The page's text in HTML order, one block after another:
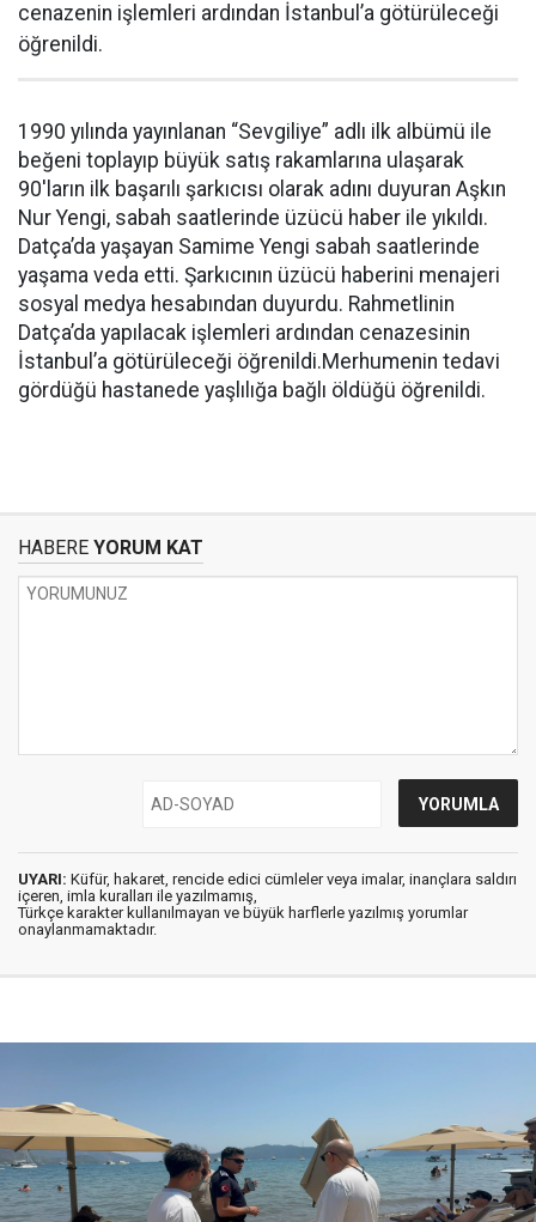
cenazenin işlemleri ardından İstanbul’a götürüleceği
öğrenildi.
1990 yılında yayınlanan “Sevgiliye” adlı ilk albümü ile
beğeni toplayıp büyük satış rakamlarına ulaşarak
90'ların ilk başarılı şarkıcısı olarak adını duyuran Aşkın
Nur Yengi, sabah saatlerinde üzücü haber ile yıkıldı.
Datça’da yaşayan Samime Yengi sabah saatlerinde
yaşama veda etti. Şarkıcının üzücü haberini menajeri
sosyal medya hesabından duyurdu. Rahmetlinin
Datça’da yapılacak işlemleri ardından cenazesinin
İstanbul’a götürüleceği öğrenildi.Merhumenin tedavi
gördüğü hastanede yaşlılığa bağlı öldüğü öğrenildi.
HABERE YORUM KAT
UYARI: Küfür, hakaret, rencide edici cümleler veya imalar, inançlara saldırı
içeren, imla kuralları ile yazılmamış,
Türkçe karakter kullanılmayan ve büyük harflerle yazılmış yorumlar
onaylanmamaktadır.